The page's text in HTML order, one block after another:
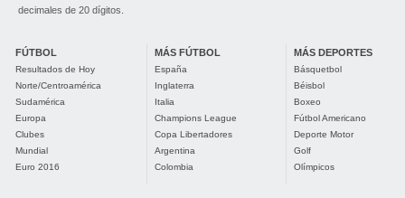
decimales de 20 dígitos.
FÚTBOL
Resultados de Hoy
Norte/Centroamérica
Sudamérica
Europa
Clubes
Mundial
Euro 2016
MÁS FÚTBOL
España
Inglaterra
Italia
Champions League
Copa Libertadores
Argentina
Colombia
MÁS DEPORTES
Básquetbol
Béisbol
Boxeo
Fútbol Americano
Deporte Motor
Golf
Olímpicos